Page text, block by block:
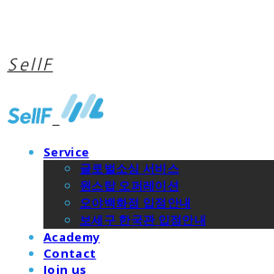
SellF
Service
글로벌소싱 서비스
원스탑 오퍼레이션
오야백화점 입점안내
보세구 한국관 입점안내
Academy
Contact
Join us